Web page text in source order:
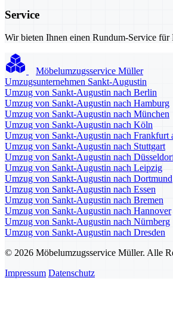
Service
Wir bieten Ihnen einen Rundum-Service für
Möbelumzugsservice Müller
Umzugsunternehmen Sankt-Augustin
Umzug von Sankt-Augustin nach Berlin
Umzug von Sankt-Augustin nach Hamburg
Umzug von Sankt-Augustin nach München
Umzug von Sankt-Augustin nach Köln
Umzug von Sankt-Augustin nach Frankfurt
Umzug von Sankt-Augustin nach Stuttgart
Umzug von Sankt-Augustin nach
Umzug von Sankt-Augustin nach Leipzig
Umzug von Sankt-Augustin nach Dortmund
Umzug von Sankt-Augustin nach Essen
Umzug von Sankt-Augustin nach Bremen
Umzug von Sankt-Augustin nach Hannover
Umzug von Sankt-Augustin nach Nürnberg
Umzug von Sankt-Augustin nach Dresden
© 2026 Möbelumzugsservice Müller. Alle
Impressum Datenschutz